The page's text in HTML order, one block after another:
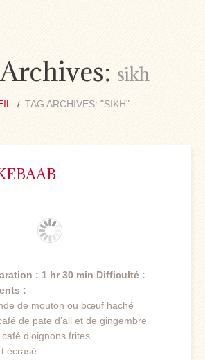
sikh
TAG ARCHIVES: "SIKH"
: 1 hr 30 min Difficulté :
:
de mouton ou bœuf haché
de pate d’ail et de gingembre
d’oignons frites
écrasé